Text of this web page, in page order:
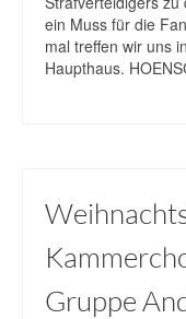
ein Muss für die
mal treffen wir uns
Haupthaus.
Gruppe